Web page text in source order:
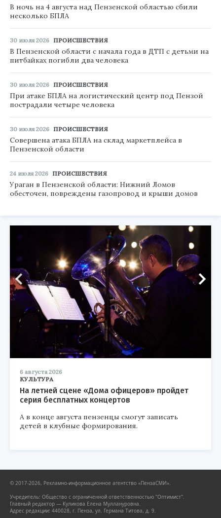
В ночь на 4 августа над Пензенской областью сбили
несколько БПЛА
30 июля 2026 ПРОИСШЕСТВИЯ
В Пензенской области с начала года в ДТП с детьми на
питбайках погибли два человека
30 июля 2026 ПРОИСШЕСТВИЯ
При атаке БПЛА на логистический центр под Пензой
пострадали четыре человека
30 июля 2026 ПРОИСШЕСТВИЯ
Совершена атака БПЛА на склад маркетплейса в
Пензенской области
24 июля 2026 ПРОИСШЕСТВИЯ
Ураган в Пензенской области: Нижний Ломов
обесточен, повреждены газопровод и крыши домов
6 августа 2026
КУЛЬТУРА
На летней сцене «Дома офицеров» пройдет
серия бесплатных концертов
А в конце августа пензенцы смогут записать
детей в клубные формирования.
© 2017-2026, Рекламно-информационное агентство «ПензаСМИ».
Учредитель: Общество с ограниченной ответственностью "Оптимист".
Главный редактор — Куликова Елена Муллануровна.
Адрес редакции: 440028, г. Пенза, ул. Германа Титова, д. 9.